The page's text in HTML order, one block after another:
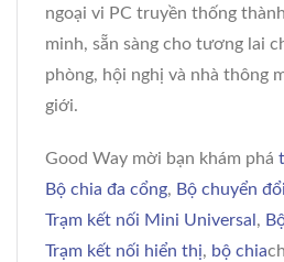
ngoại vi PC truyền thống
minh, sẵn sàng cho tương lai
phòng, hội nghị và nhà thông
giới.
Good Way mời bạn khám phá
Bộ chia đa cổng, Bộ chuyển
Trạm kết nối Mini Universal ,
Trạm kết nối hiển thị, bộ chia